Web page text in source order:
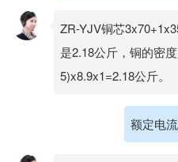
ZR-YJV铜芯
是2.18公斤，铜的密
5)x8.9x1=2.18公斤。
额定电